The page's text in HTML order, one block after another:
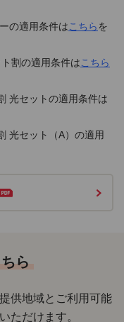
の適用条件は こちら を
割の適用条件は こちら
光セットの適用条件は
光セット（A）の適用
ら
供地域とご利用可能
ただけます。